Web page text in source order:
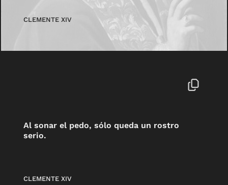
CLEMENTE XIV
Al sonar el pedo, sólo queda un rostro
serio.
CLEMENTE XIV